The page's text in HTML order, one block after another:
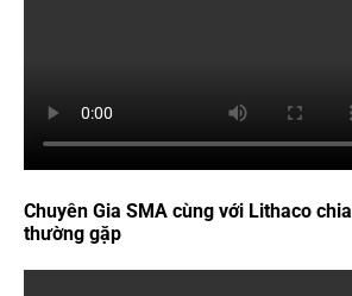
Chuyên Gia SMA cùng với Lithaco
thường gặp